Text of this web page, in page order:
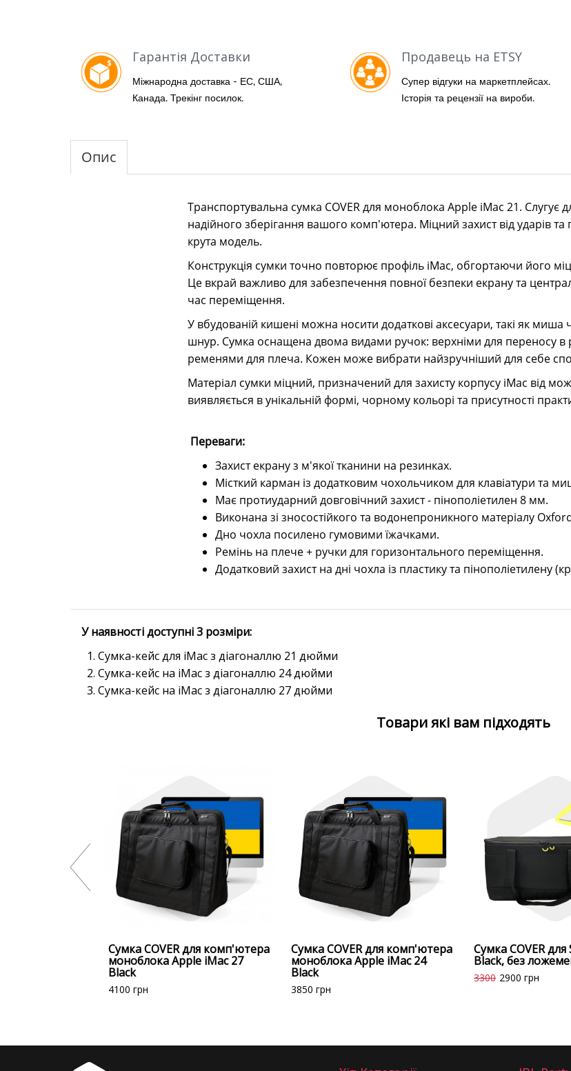
Гарантія Доставки
Міжнародна доставка - ЕС, США,
Канада. Трекінг посилок.
Продавець на ETSY
Супер відгуки на маркетплейсах.
Історія та рецензії на вироби.
Опис
Транспортувальна сумка COVER для моноблока Apple iMac 21. Слугує
надійного зберігання вашого комп'ютера. Міцний захист від ударів
крута модель.
Конструкція сумки точно повторює профіль iMac, обгортаючи його
Це вкрай важливо для забезпечення повної безпеки екрану та
час переміщення.
У вбудованій кишені можна носити додаткові аксесуари, такі як
шнур. Сумка оснащена двома видами ручок: верхніми для переносу в
ременями для плеча. Кожен може вибрати найзручніший для себе
Матеріал сумки міцний, призначений для захисту корпусу iMac від
виявляється в унікальній формі, чорному кольорі та присутності
Переваги:
Захист екрану з м'якої тканини на резинках.
Місткий карман із додатковим чохольчиком для клавіатури та
Має протиударний довговічний захист - пінополіетилен 8 мм.
Виконана зі зносостійкого та водонепроникного матеріалу
Дно чохла посилено гумовими їжачками.
Ремінь на плече + ручки для горизонтального переміщення.
Додатковий захист на дні чохла із пластику та пінополіетилену
У наявності доступні 3 розміри:
Сумка-кейс для iMac з діагоналлю 21 дюйми
Сумка-кейс на iMac з діагоналлю 24 дюйми
Сумка-кейс на iMac з діагоналлю 27 дюйми
Товари які вам підходять
Сумка COVER для комп'ютера
моноблока Apple iMac 27
Black
4100 грн
Сумка COVER для комп'ютера
моноблока Apple iMac 24
Black
3850 грн
Сумка COVER
Black, без
3300 2900 грн